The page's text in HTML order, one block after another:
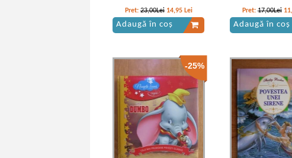
Pret: 23,00Lei 14,95 Lei
Adaugă în coș
Pret:17,00Lei
Adaugă în coș
-25%